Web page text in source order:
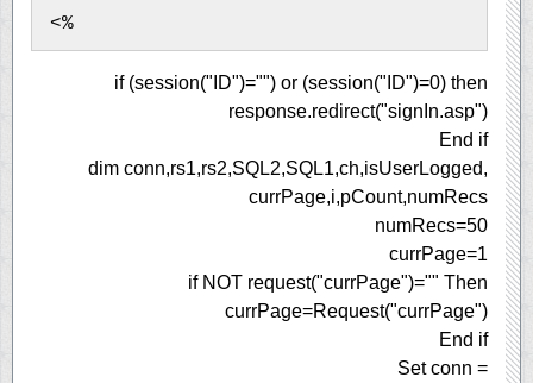
<%
if (session("ID")="") or (session("ID")=0) then
response.redirect("signIn.asp")
End if
dim conn,rs1,rs2,SQL2,SQL1,ch,isUserLogged,
currPage,i,pCount,numRecs
numRecs=50
currPage=1
if NOT request("currPage")="" Then
currPage=Request("currPage")
End if
Set conn =